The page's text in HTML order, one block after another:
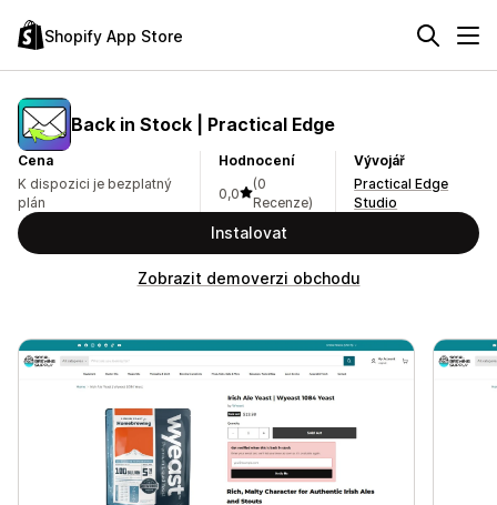
Shopify App Store
Back in Stock | Practical Edge
Cena
K dispozici je bezplatný
plán
Hodnocení
0,0
(0
Recenze)
Vývojář
Practical Edge
Studio
Instalovat
Zobrazit demoverzi obchodu